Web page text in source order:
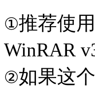
①推荐使
WinRAR
②如果这